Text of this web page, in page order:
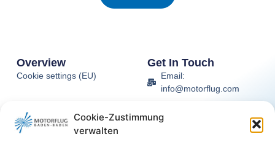
Cookie-Zustimmung
verwalten
Overview
Cookie settings (EU)
Get In Touch
Email:
info@motorflug.com
14-0